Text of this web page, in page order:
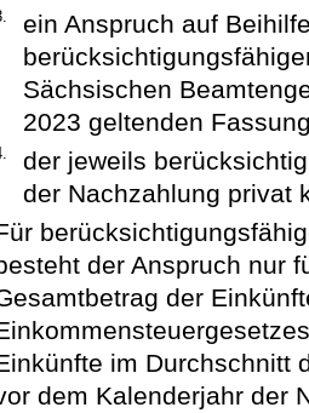
ein Anspruch auf
Sächsischen
2023 geltenden
der jeweils
der Nachzahlung privat
der Anspruch nur
der
im Durchschnitt
dem Kalenderjahr der